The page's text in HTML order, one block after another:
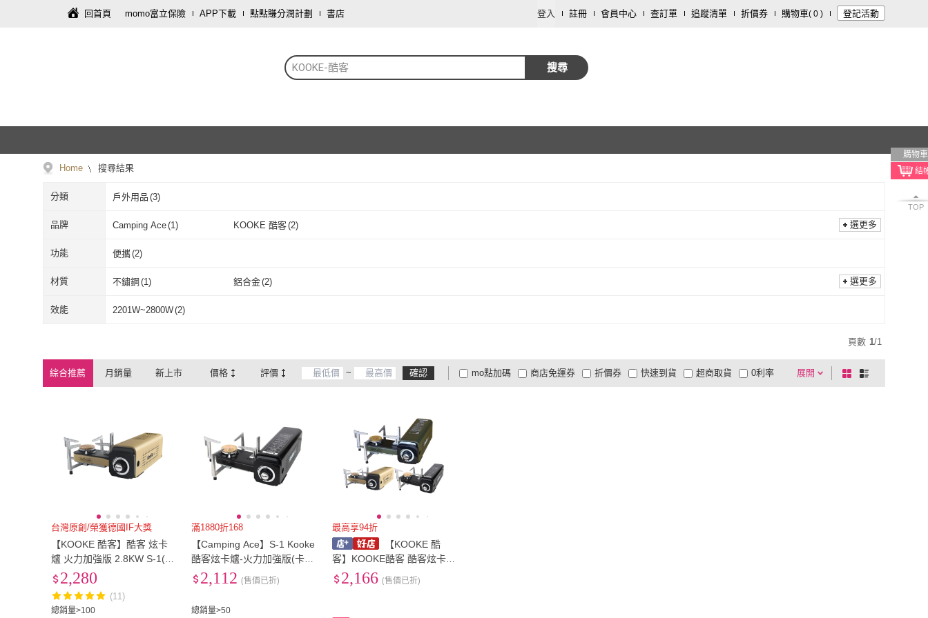
回首頁 momo富立保險 APP下載 點點賺分潤計劃 書店 登入 註冊 會員中心 查訂單 追蹤清單 折價券 購物車( 0 ) 登記活動
KOOKE-酷客 搜尋
購物車
TOP
Home 搜尋結果
分類 戶外用品 (3)
品牌 Camping Ace(1) KOOKE 酷客(2)
Camping Ace
選更多
功能 便攜(2)
便攜(2
材質 不鏽鋼(1) 鋁合金(2)
不鏽鋼(1)
選更多
效能 2201W~2800W(2)
頁數 1/1
綜合推薦 月銷量 新上市 價格 評價 ~ 確認 展開
折價券
有影片
商品有量 電視購物
mo點加碼 快速到貨 超商取貨
大家電安心配
大家電快配
商店免運券 0利率
棋
盤
列
台灣原創/榮獲德國IF大獎
【KOOKE 酷客】酷客 炫卡
爐 火力加強版 2.8KW S-1(卡
式爐 登山 露營 瓦斯爐)
總銷量>100
2,280
(11)
滿1880折168
【Camping Ace】S-1 Kooke
酷客炫卡爐-火力加強版(卡式
爐 炊具 爐具 圍爐火鍋)
總銷量>50
2,112 (售價已折)
最高享94折
【KOOKE 酷
客】KOOKE酷客 酷客炫卡爐
S-1 3色 悠遊戶外
2,166 (售價已折)